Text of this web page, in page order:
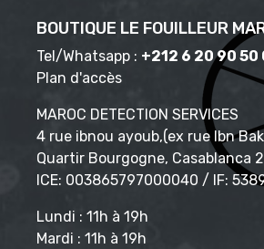
BOUTIQUE LE FOUILLEUR
Tel/Whatsapp : +212 6 20 90 50
Plan d'accès
MAROC DETECTION SERVICES
4 rue ibnou ayoub,(ex rue Ibn
Quartir Bourgogne, Casablanca
ICE: 003865797000040 / IF:
Lundi : 11h à 19h
Mardi : 11h à 19h